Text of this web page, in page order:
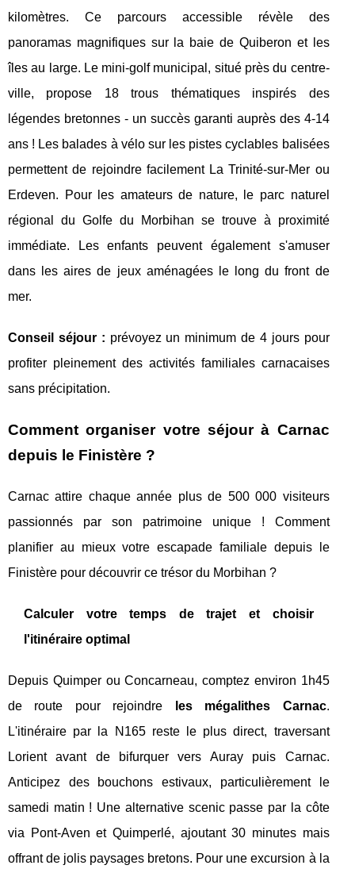
kilomètres. Ce parcours accessible révèle des
panoramas magnifiques sur la baie de Quiberon et les
îles au large. Le mini-golf municipal, situé près du centre-
ville, propose 18 trous thématiques inspirés des
légendes bretonnes - un succès garanti auprès des 4-14
ans ! Les balades à vélo sur les pistes cyclables balisées
permettent de rejoindre facilement La Trinité-sur-Mer ou
Erdeven. Pour les amateurs de nature, le parc naturel
régional du Golfe du Morbihan se trouve à proximité
immédiate. Les enfants peuvent également s'amuser
dans les aires de jeux aménagées le long du front de
mer.
Conseil séjour : prévoyez un minimum de 4 jours pour
profiter pleinement des activités familiales carnacaises
sans précipitation.
Comment organiser votre séjour à Carnac
depuis le Finistère ?
Carnac attire chaque année plus de 500 000 visiteurs
passionnés par son patrimoine unique ! Comment
planifier au mieux votre escapade familiale depuis le
Finistère pour découvrir ce trésor du Morbihan ?
Calculer votre temps de trajet et choisir
l'itinéraire optimal
Depuis Quimper ou Concarneau, comptez environ 1h45
de route pour rejoindre
les mégalithes Carnac.
L'itinéraire par la N165 reste le plus direct, traversant
Lorient avant de bifurquer vers Auray puis Carnac.
Anticipez des bouchons estivaux, particulièrement le
samedi matin ! Une alternative scenic passe par la côte
via Pont-Aven et Quimperlé, ajoutant 30 minutes mais
offrant de jolis paysages bretons. Pour une excursion à la